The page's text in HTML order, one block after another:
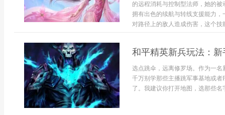
的远程消耗与控制型法师，她的
拥有出色的续航与转线支援能力
对路径上的敌人造成伤害，这个
和平精英新兵玩法：
选点跳伞，远离修罗场。作为一
千万别学那些主播跳军事基地或
了。我建议你打开地图，选那些名